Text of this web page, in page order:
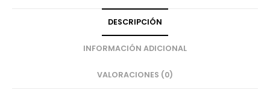
DESCRIPCIÓN
INFORMACIÓN ADICIONAL
VALORACIONES (0)